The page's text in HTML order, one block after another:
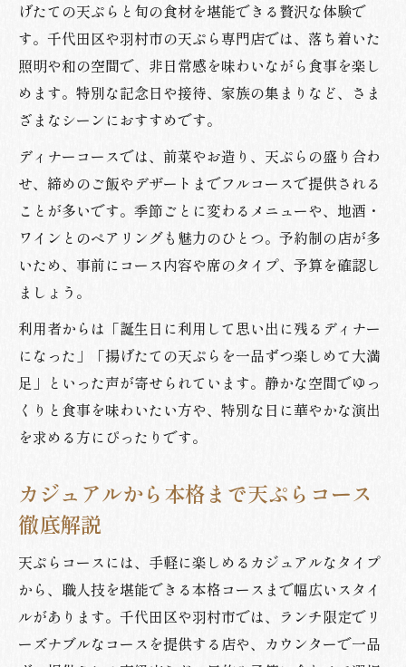
げたての天ぷらと旬の食材を堪能できる贅沢な体験で
す。千代田区や羽村市の天ぷら専門店では、落ち着いた
照明や和の空間で、非日常感を味わいながら食事を楽し
めます。特別な記念日や接待、家族の集まりなど、さま
ざまなシーンにおすすめです。
ディナーコースでは、前菜やお造り、天ぷらの盛り合わ
せ、締めのご飯やデザートまでフルコースで提供される
ことが多いです。季節ごとに変わるメニューや、地酒・
ワインとのペアリングも魅力のひとつ。予約制の店が多
いため、事前にコース内容や席のタイプ、予算を確認し
ましょう。
利用者からは「誕生日に利用して思い出に残るディナー
になった」「揚げたての天ぷらを一品ずつ楽しめて大満
足」といった声が寄せられています。静かな空間でゆっ
くりと食事を味わいたい方や、特別な日に華やかな演出
を求める方にぴったりです。
カジュアルから本格まで天ぷらコース
徹底解説
天ぷらコースには、手軽に楽しめるカジュアルなタイプ
から、職人技を堪能できる本格コースまで幅広いスタイ
ルがあります。千代田区や羽村市では、ランチ限定でリ
ーズナブルなコースを提供する店や、カウンターで一品